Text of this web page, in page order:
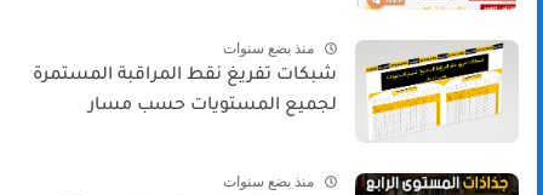
منذ بضع سنوات
شبكات تفريغ نقط المراقبة المستمرة
لجميع المستويات حسب مسار
منذ بضع سنوات